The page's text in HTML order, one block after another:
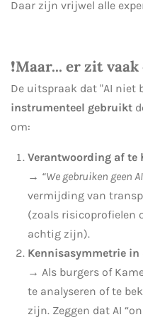
Daar zijn vrijwel alle
❗️Maar... er zit
De uitspraak dat "AI niet
instrumenteel gebruikt
om:
Verantwoording af te
→ “We gebruiken geen
vermijding van
(zoals risicoprofielen
achtig zijn).
Kennisasymmetrie
→ Als burgers of
te analyseren of te
zijn. Zeggen dat AI